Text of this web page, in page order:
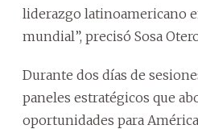
liderazgo latinoamericano
mundial”, precisó Sosa
Durante dos días de
paneles estratégicos que
oportunidades para